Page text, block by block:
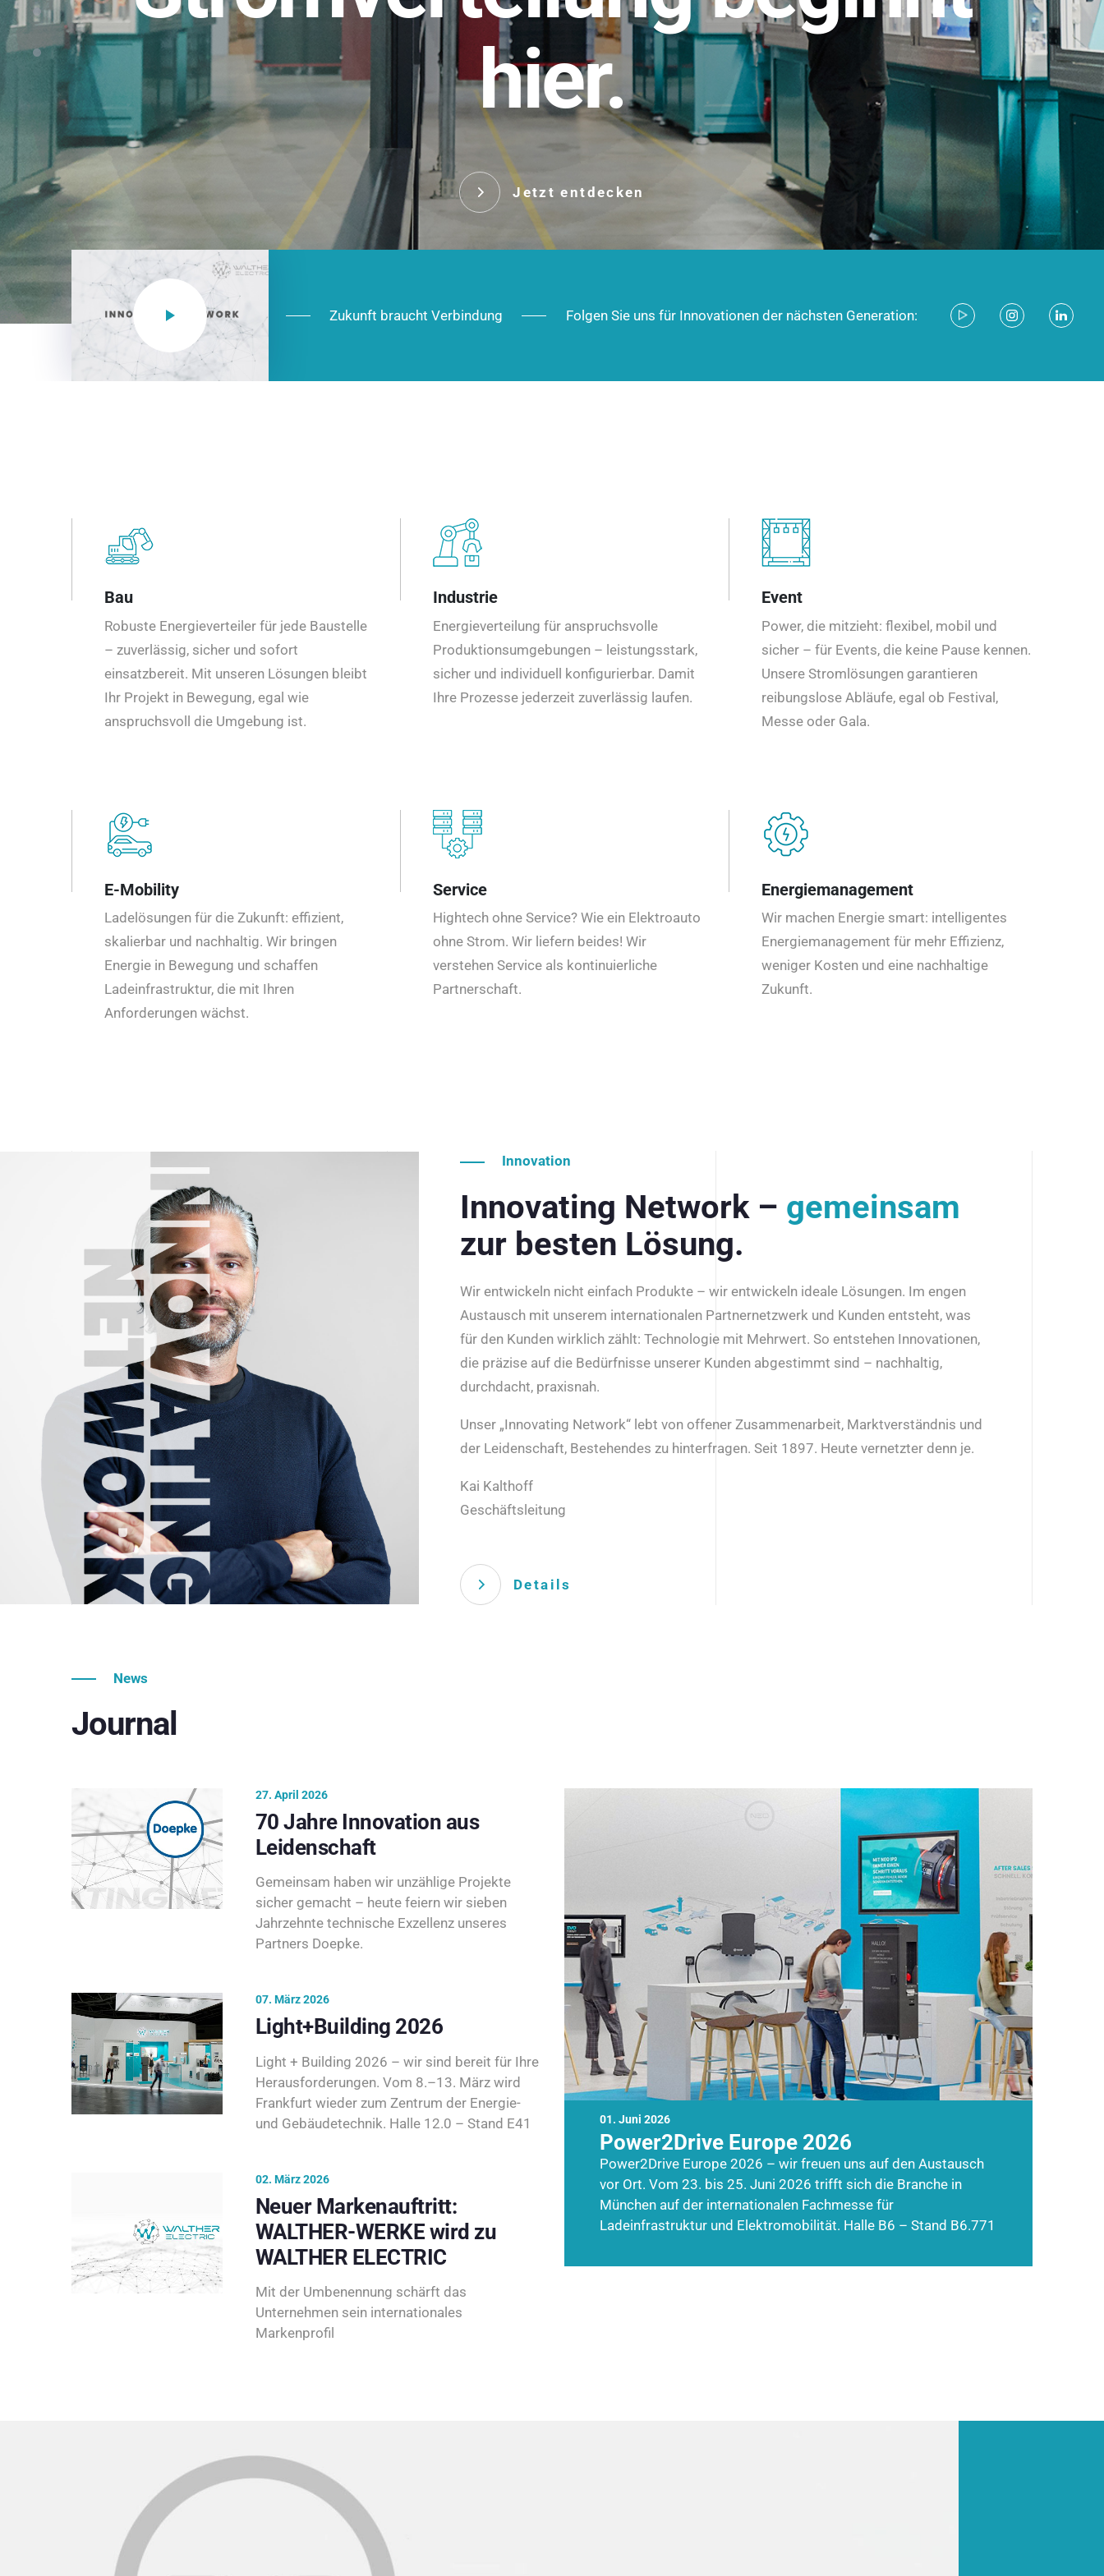
hier.
Jetzt entdecken
NEO CEE: Energieverteilung mit System. Robust im Alltag,
effizient in der Installation, zukunftsfähig im Ausbau.
Das innovative Stecksystem für industrielle Anwendungen –
robust, IP-geschützt und zukunftsfähig.
Jetzt entdecken
Zukunft braucht Verbindung Folgen Sie uns für Innovationen der nächsten Generation:
Bau
Robuste Energieverteiler für jede Baustelle
– zuverlässig, sicher und sofort
einsatzbereit. Mit unseren Lösungen bleibt
Ihr Projekt in Bewegung, egal wie
anspruchsvoll die Umgebung ist.
Industrie
Energieverteilung für anspruchsvolle
Produktionsumgebungen – leistungsstark,
sicher und individuell konfigurierbar. Damit
Ihre Prozesse jederzeit zuverlässig laufen.
Event
Power, die mitzieht: flexibel, mobil und
sicher – für Events, die keine Pause kennen.
Unsere Stromlösungen garantieren
reibungslose Abläufe, egal ob Festival,
Messe oder Gala.
E-Mobility
Ladelösungen für die Zukunft: effizient,
skalierbar und nachhaltig. Wir bringen
Energie in Bewegung und schaffen
Ladeinfrastruktur, die mit Ihren
Anforderungen wächst.
Service
Hightech ohne Service? Wie ein Elektroauto
ohne Strom. Wir liefern beides! Wir
verstehen Service als kontinuierliche
Partnerschaft.
Energiemanagement
Wir machen Energie smart: intelligentes
Energiemanagement für mehr Effizienz,
weniger Kosten und eine nachhaltige
Zukunft.
Innovation
Innovating Network – gemeinsam
zur besten Lösung.
Wir entwickeln nicht einfach Produkte – wir entwickeln ideale Lösungen. Im engen
Austausch mit unserem internationalen Partnernetzwerk und Kunden entsteht, was
für den Kunden wirklich zählt: Technologie mit Mehrwert. So entstehen Innovationen,
die präzise auf die Bedürfnisse unserer Kunden abgestimmt sind – nachhaltig,
durchdacht, praxisnah.
Unser „Innovating Network“ lebt von offener Zusammenarbeit, Marktverständnis und
der Leidenschaft, Bestehendes zu hinterfragen. Seit 1897. Heute vernetzter denn je.
Kai Kalthoff
Geschäftsleitung
Details
News
Journal
01. Juni 2026
Power2Drive Europe 2026
Power2Drive Europe 2026 – wir freuen uns auf den Austausch
vor Ort. Vom 23. bis 25. Juni 2026 trifft sich die Branche in
München auf der internationalen Fachmesse für
Ladeinfrastruktur und Elektromobilität. Halle B6 – Stand B6.771
27. April 2026
70 Jahre Innovation aus
Leidenschaft
Gemeinsam haben wir unzählige Projekte
sicher gemacht – heute feiern wir sieben
Jahrzehnte technische Exzellenz unseres
Partners Doepke.
07. März 2026
Light+Building 2026
Light + Building 2026 – wir sind bereit für Ihre
Herausforderungen. Vom 8.–13. März wird
Frankfurt wieder zum Zentrum der Energie-
und Gebäudetechnik. Halle 12.0 – Stand E41
02. März 2026
Neuer Markenauftritt:
WALTHER-WERKE wird zu
WALTHER ELECTRIC
Mit der Umbenennung schärft das
Unternehmen sein internationales
Markenprofil